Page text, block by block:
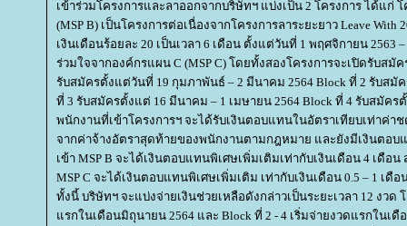
เข้าร่วมโครงการและลาออกจากบริษัทฯ แบ่งเป็น 2 โครงการ ได้แก่
(MSP B) เป็นโครงการต่อเนื่องจากโครงการลาระยะยาว Leave With
เงินเดือนร้อยละ 20 เป็นเวลา 6 เดือน ตั้งแต่วันที่ 1 พฤศจิกายน 2563
ร่วมใจจากองค์กรแผน C (MSP C) โดยทั้งสองโครงการจะเปิดรับสมั
รับสมัครตั้งแต่วันที่ 19 กุมภาพันธ์ – 2 มีนาคม 2564 Block ที่ 2 รับสมั
ที่ 3 รับสมัครตั้งแต่ 16 มีนาคม – 1 เมษายน 2564 Block ที่ 4 รับสมัคร
พนักงานที่เข้าโครงการฯ จะได้รับเงินตอบแทนในอัตราเทียบเท่าค่
จากค่าจ้างอัตราสุดท้ายของพนักงานตามกฎหมาย และยังมีเงินตอ
เข้า MSP B จะได้เงินตอบแทนพิเศษเพิ่มเติมเท่ากับเงินเดือน 4 เดือ
MSP C จะได้เงินตอบแทนพิเศษเพิ่มเติม เท่ากับเงินเดือน 0.5 – 1 เดื
ทั้งนี้ บริษัทฯ จะแบ่งจ่ายเงินช่วยเหลือดังกล่าวเป็นระยะเวลา 12 งวด
รกในเดือนมิถุนายน 2564 และ Block ที่ 2 - 4 เริ่มจ่ายงวดแรกในเดื